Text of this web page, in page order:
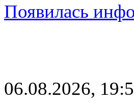
Появилась
06.08.2026,